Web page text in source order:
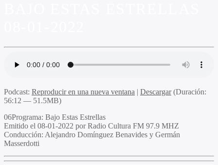
Podcast: Reproducir en una nueva ventana | Descargar(Duración:
56:12 — 51.5MB)
06Programa: Bajo Estas Estrellas
Emitido el 08-01-2022 por Radio Cultura FM 97.9 MHZ
Conducción: Alejandro Domínguez Benavides y Germán
Masserdotti